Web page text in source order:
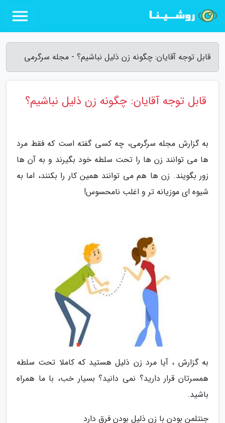
قابل توجه آقایان: چگونه زن ذلیل نباشیم؟ - مجله سرگرمی
قابل توجه آقایان: چگونه زن ذلیل نباشیم؟
به گزارش مجله سرگرمی، چه کسی گفته است که فقط مرد
ها می توانند زن ها را تحت سلطه خود بگیرند و به آن ها
زور بگویند. زن ها هم می توانند همین کار را بکنند، اما به
شیوه ای موزیانه تر و اغلب نامحسوس!
به گزارش ، آیا مرد زن ذلیل هستید که کاملا تحت سلطه
همسرتان قرار دارید؟ نمی دانید؟ بسیار خب، با ما همراه
باشید.
جنتلمن بودن با زن ذلیل بودن فرق دارد